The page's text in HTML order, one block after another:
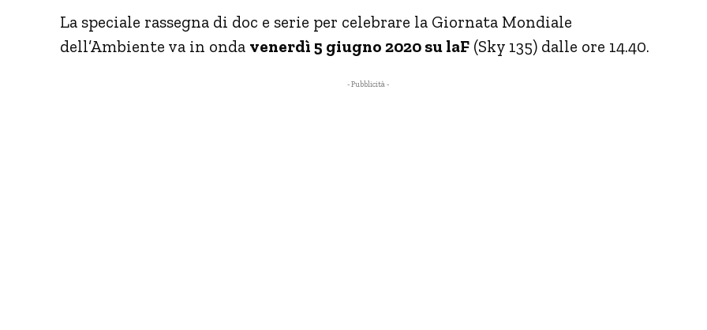
La speciale rassegna di doc e serie per celebrare la Giornata Mondiale
dell’Ambiente va in onda venerdì 5 giugno 2020 su laF (Sky 135) dalle ore 14.40.
- Pubblicità -